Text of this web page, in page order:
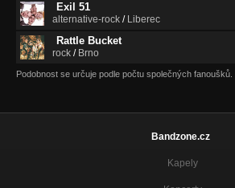
Exil 51
alternative-rock / Liberec
Rattle Bucket
rock / Brno
Podobnost se určuje podle počtu společných fanoušků.
Bandzone.cz
Kapely